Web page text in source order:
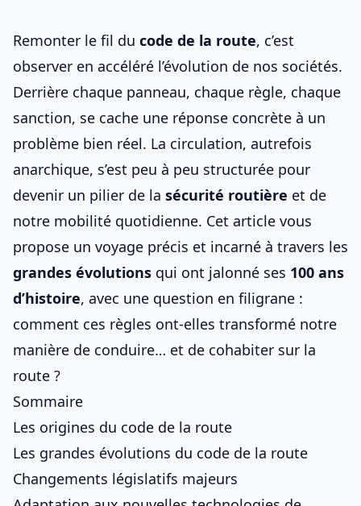
Remonter le fil du code de la route, c’est
observer en accéléré l’évolution de nos sociétés.
Derrière chaque panneau, chaque règle, chaque
sanction, se cache une réponse concrète à un
problème bien réel. La circulation, autrefois
anarchique, s’est peu à peu structurée pour
devenir un pilier de la sécurité routière et de
notre mobilité quotidienne. Cet article vous
propose un voyage précis et incarné à travers les
grandes évolutions qui ont jalonné ses 100 ans
d’histoire, avec une question en filigrane :
comment ces règles ont-elles transformé notre
manière de conduire… et de cohabiter sur la
route ?
Sommaire
Les origines du code de la route
Les grandes évolutions du code de la route
Changements législatifs majeurs